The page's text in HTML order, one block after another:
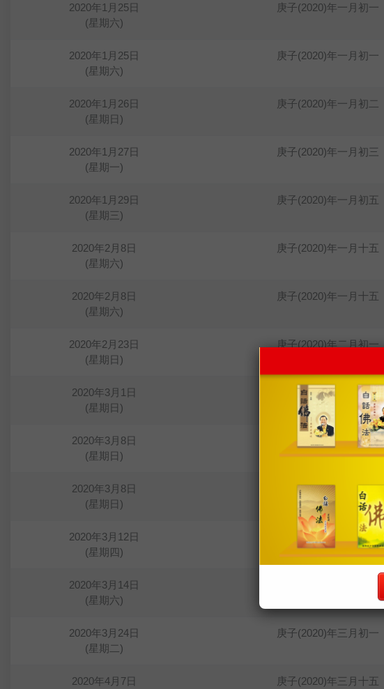
2020年1月25日
(星期六)
庚子(2020)年一月初一
2020年1月25日
(星期六)
庚子(2020)年一月初一
2020年1月26日
(星期日)
庚子(2020)年一月初二
2020年1月27日
(星期一)
庚子(2020)年一月初三
2020年1月29日
(星期三)
庚子(2020)年一月初五
2020年2月8日
(星期六)
庚子(2020)年一月十五
2020年2月8日
(星期六)
庚子(2020)年一月十五
2020年2月23日
(星期日)
庚子(2020)年二月初一
2020年3月1日
(星期日)
庚子(2020)年二月初八
2020年3月8日
(星期日)
庚子(2020)年二月十五
2020年3月8日
(星期日)
庚子(2020)年二月十五
2020年3月12日
(星期四)
庚子(2020)年二月十九
2020年3月14日
(星期六)
2020年3月24日
(星期二)
庚子(2020)年三月初一
2020年4月7日
庚子(2020)年三月十五